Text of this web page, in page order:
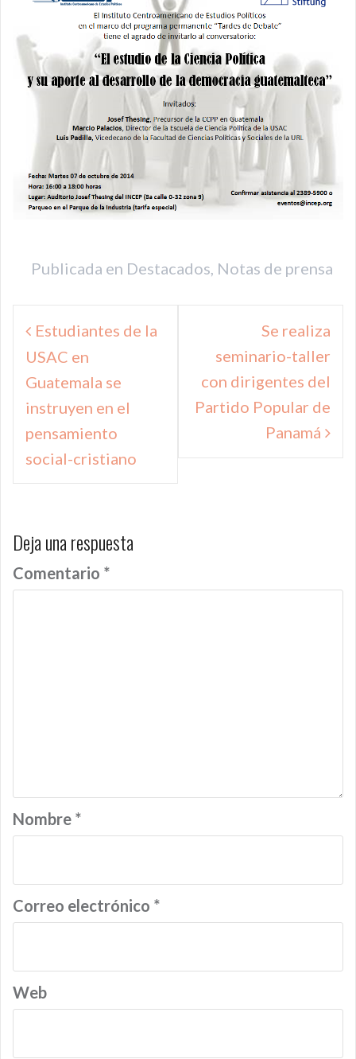
Publicada en Destacados Notas de prensa
Navegación
de
entradas
Estudiantes de la
USAC en
Guatemala se
instruyen en el
pensamiento
social-cristiano
Se realiza
seminario-taller
con dirigentes del
Partido Popular de
Panamá
Deja una respuesta
Comentario *
Nombre *
Correo electrónico *
Web